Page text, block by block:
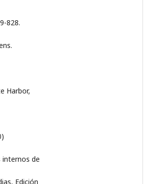
828.
Harbor,
internos de
Edición